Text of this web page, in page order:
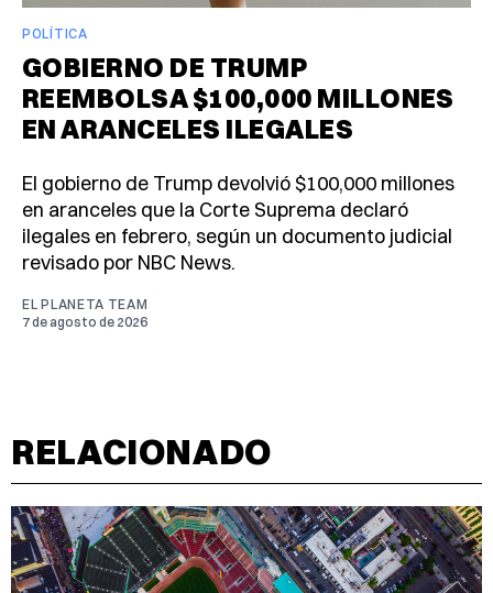
POLÍTICA
GOBIERNO DE TRUMP
REEMBOLSA $100,000 MILLONES
EN ARANCELES ILEGALES
El gobierno de Trump devolvió $100,000 millones
en aranceles que la Corte Suprema declaró
ilegales en febrero, según un documento judicial
revisado por NBC News.
EL PLANETA TEAM
7 de agosto de 2026
RELACIONADO